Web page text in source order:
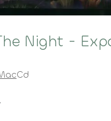
Night -
Cd